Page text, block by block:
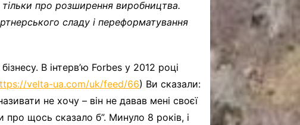
тільки про розширення виробництва.
сладу і переформатування
В інтерв’ю Forbes у 2012 році
velta-ua.com/uk/feed/66) Ви сказали:
не хочу – він не давав мені своєї
про щось сказало б”. Минуло 8 років, і